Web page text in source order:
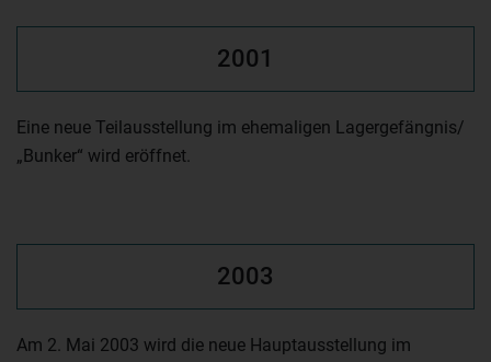
2001
Eine neue Teilausstellung im ehemaligen Lagergefängnis/
„Bunker“ wird eröffnet.
2003
Am 2. Mai 2003 wird die neue Hauptausstellung im